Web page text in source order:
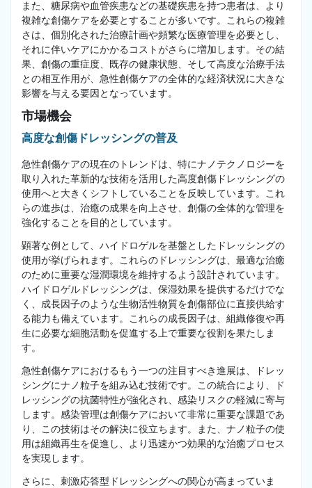
また、糖尿病や血管疾患などの基礎疾患を持つ患者は、より
複雑な創傷ケアを必要とすることが多いです。これらの複雑
さは、個別化された治療計画や頻繁な医療管理を必要とし、
それに伴いケアにかかるコストがさらに増加します。その結
果、創傷の重症度、既存の健康状態、そして高度な治療手法
との相互作用が、急性創傷ケアの全体的な経済状況に大きな
影響を与える要因となっています。
市場機会
高度な創傷ドレッシングの普及
急性創傷ケアの現在のトレンドは、特にナノテクノロジーを
取り入れた革新的な技術を活用した高度創傷ドレッシングの
使用へと大きくシフトしていることを反映しています。これ
らの進歩は、治癒の成果を向上させ、創傷の全体的な管理を
強化することを目的としています。
顕著な例として、ハイドロゲルを基盤としたドレッシングの
使用が挙げられます。これらのドレッシングは、最適な治癒
のために重要な湿潤環境を維持するよう設計されています。
ハイドロゲルドレッシングは、保湿効果を提供するだけでな
く、成長因子のような生物活性物質を創傷部位に直接供給す
る能力も備えています。これらの成長因子は、組織修復や再
生に必要な細胞活動を促進する上で重要な役割を果たしま
す。
急性創傷ケアにおけるもう一つの注目すべき進展は、ドレッ
シングにナノ粒子を組み込む技術です。この統合により、ド
レッシングの抗菌特性が強化され、感染リスクの軽減に寄与
します。感染管理は創傷ケアにおいて非常に重要な課題であ
り、この技術はその解決に役立ちます。また、ナノ粒子の使
用は組織再生を促進し、より迅速かつ効果的な治癒プロセス
を実現します。
さらに、刺激応答型ドレッシングへの関心が高まっていま